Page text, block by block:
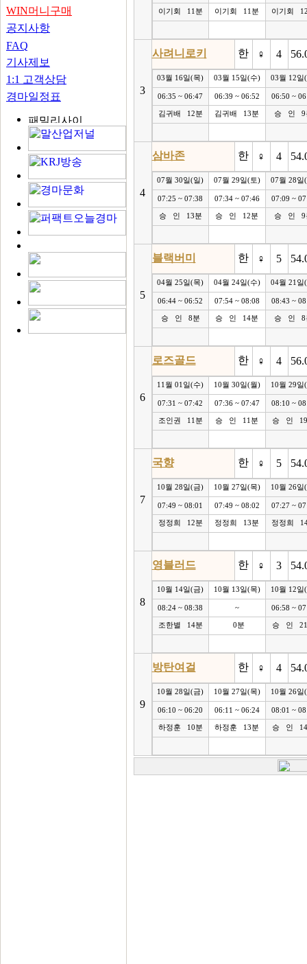
WIN머니구매
공지사항
FAQ
기사제보
1:1 고객상담
경마일정표
이기회 11분 이기회 11분 이기회
3
사려니로키 한 ♀ 4
03월 16일(목) 03월 15일(수) 03월 12일
06:35 ~ 06:47 06:39 ~ 06:52 06:50 ~
김귀배 12분 김귀배 13분 승 인 9
4
삼바존 한 ♀ 4
07월 30일(일) 07월 29일(토) 07월 28일
07:25 ~ 07:38 07:34 ~ 07:46 07:09 ~
승 인 13분 승 인 12분 승 인 9
5
블랙버미 한 ♀ 5
04월 25일(목) 04월 24일(수) 04월 21일
06:44 ~ 06:52 07:54 ~ 08:08 08:43 ~
승 인 8분 승 인 14분 승 인 8
6
로즈골드 한 ♀ 4
11월 01일(수) 10월 30일(월) 10월 29일
07:31 ~ 07:42 07:36 ~ 07:47 08:10 ~
조인권 11분 승 인 11분 승 인
7
국향 한 ♀ 5
10월 28일(금) 10월 27일(목) 10월 26일
07:49 ~ 08:01 07:49 ~ 08:02 07:27 ~
정정희 12분 정정희 13분 정정희
8
영블러드 한 ♀ 3
10월 14일(금) 10월 13일(목) 10월 12일
08:24 ~ 08:38 ~ 06:58 ~
조한별 14분 0분 승 인
9
방탄여걸 한 ♀ 4
10월 28일(금) 10월 27일(목) 10월 26일
06:10 ~ 06:20 06:11 ~ 06:24 08:01 ~
하정훈 10분 하정훈 13분 승 인